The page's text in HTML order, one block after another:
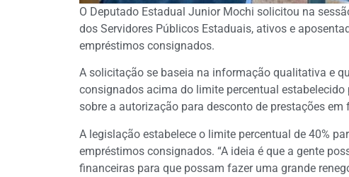
O Deputado Estadual Junior Mochi solicitou na
dos Servidores Públicos Estaduais, ativos e
empréstimos consignados.
A solicitação se baseia na informação qualitativa e
consignados acima do limite percentual estabelecido
sobre a autorização para desconto de prestações
A legislação estabelece o limite percentual de 40%
empréstimos consignados. “A ideia é que a gente
financeiras para que possam fazer uma grande